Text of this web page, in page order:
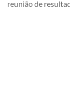
reunião de